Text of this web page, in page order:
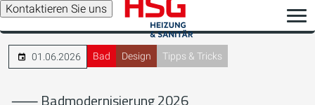
Kontaktieren Sie uns
01.06.2026 Bad Design Tipps & Tricks
⸺ Badmodernisierung 2026